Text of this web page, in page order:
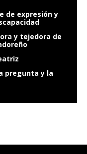
de expresión y
y tejedora de
pregunta y la